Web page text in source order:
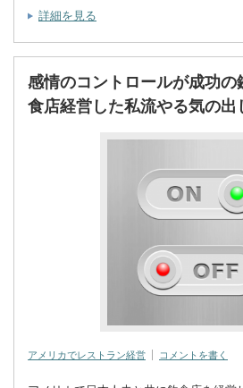
詳細を見る
感情のコントロールが成功の
食店経営した私流やる気の出
アメリカでレストラン経営 コメントを書く